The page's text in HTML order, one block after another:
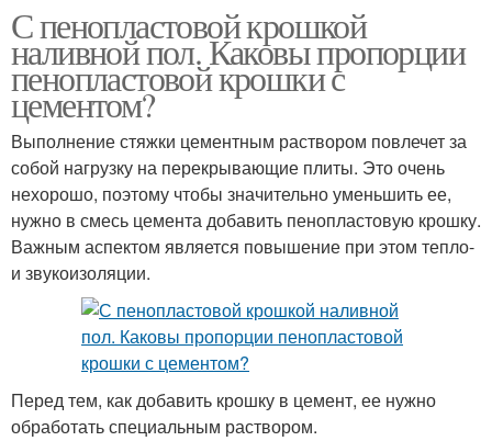
С пенопластовой крошкой
наливной пол. Каковы пропорции
пенопластовой крошки с
цементом?
Выполнение стяжки цементным раствором повлечет за
собой нагрузку на перекрывающие плиты. Это очень
нехорошо, поэтому чтобы значительно уменьшить ее,
нужно в смесь цемента добавить пенопластовую крошку.
Важным аспектом является повышение при этом тепло-
и звукоизоляции.
Перед тем, как добавить крошку в цемент, ее нужно
обработать специальным раствором.